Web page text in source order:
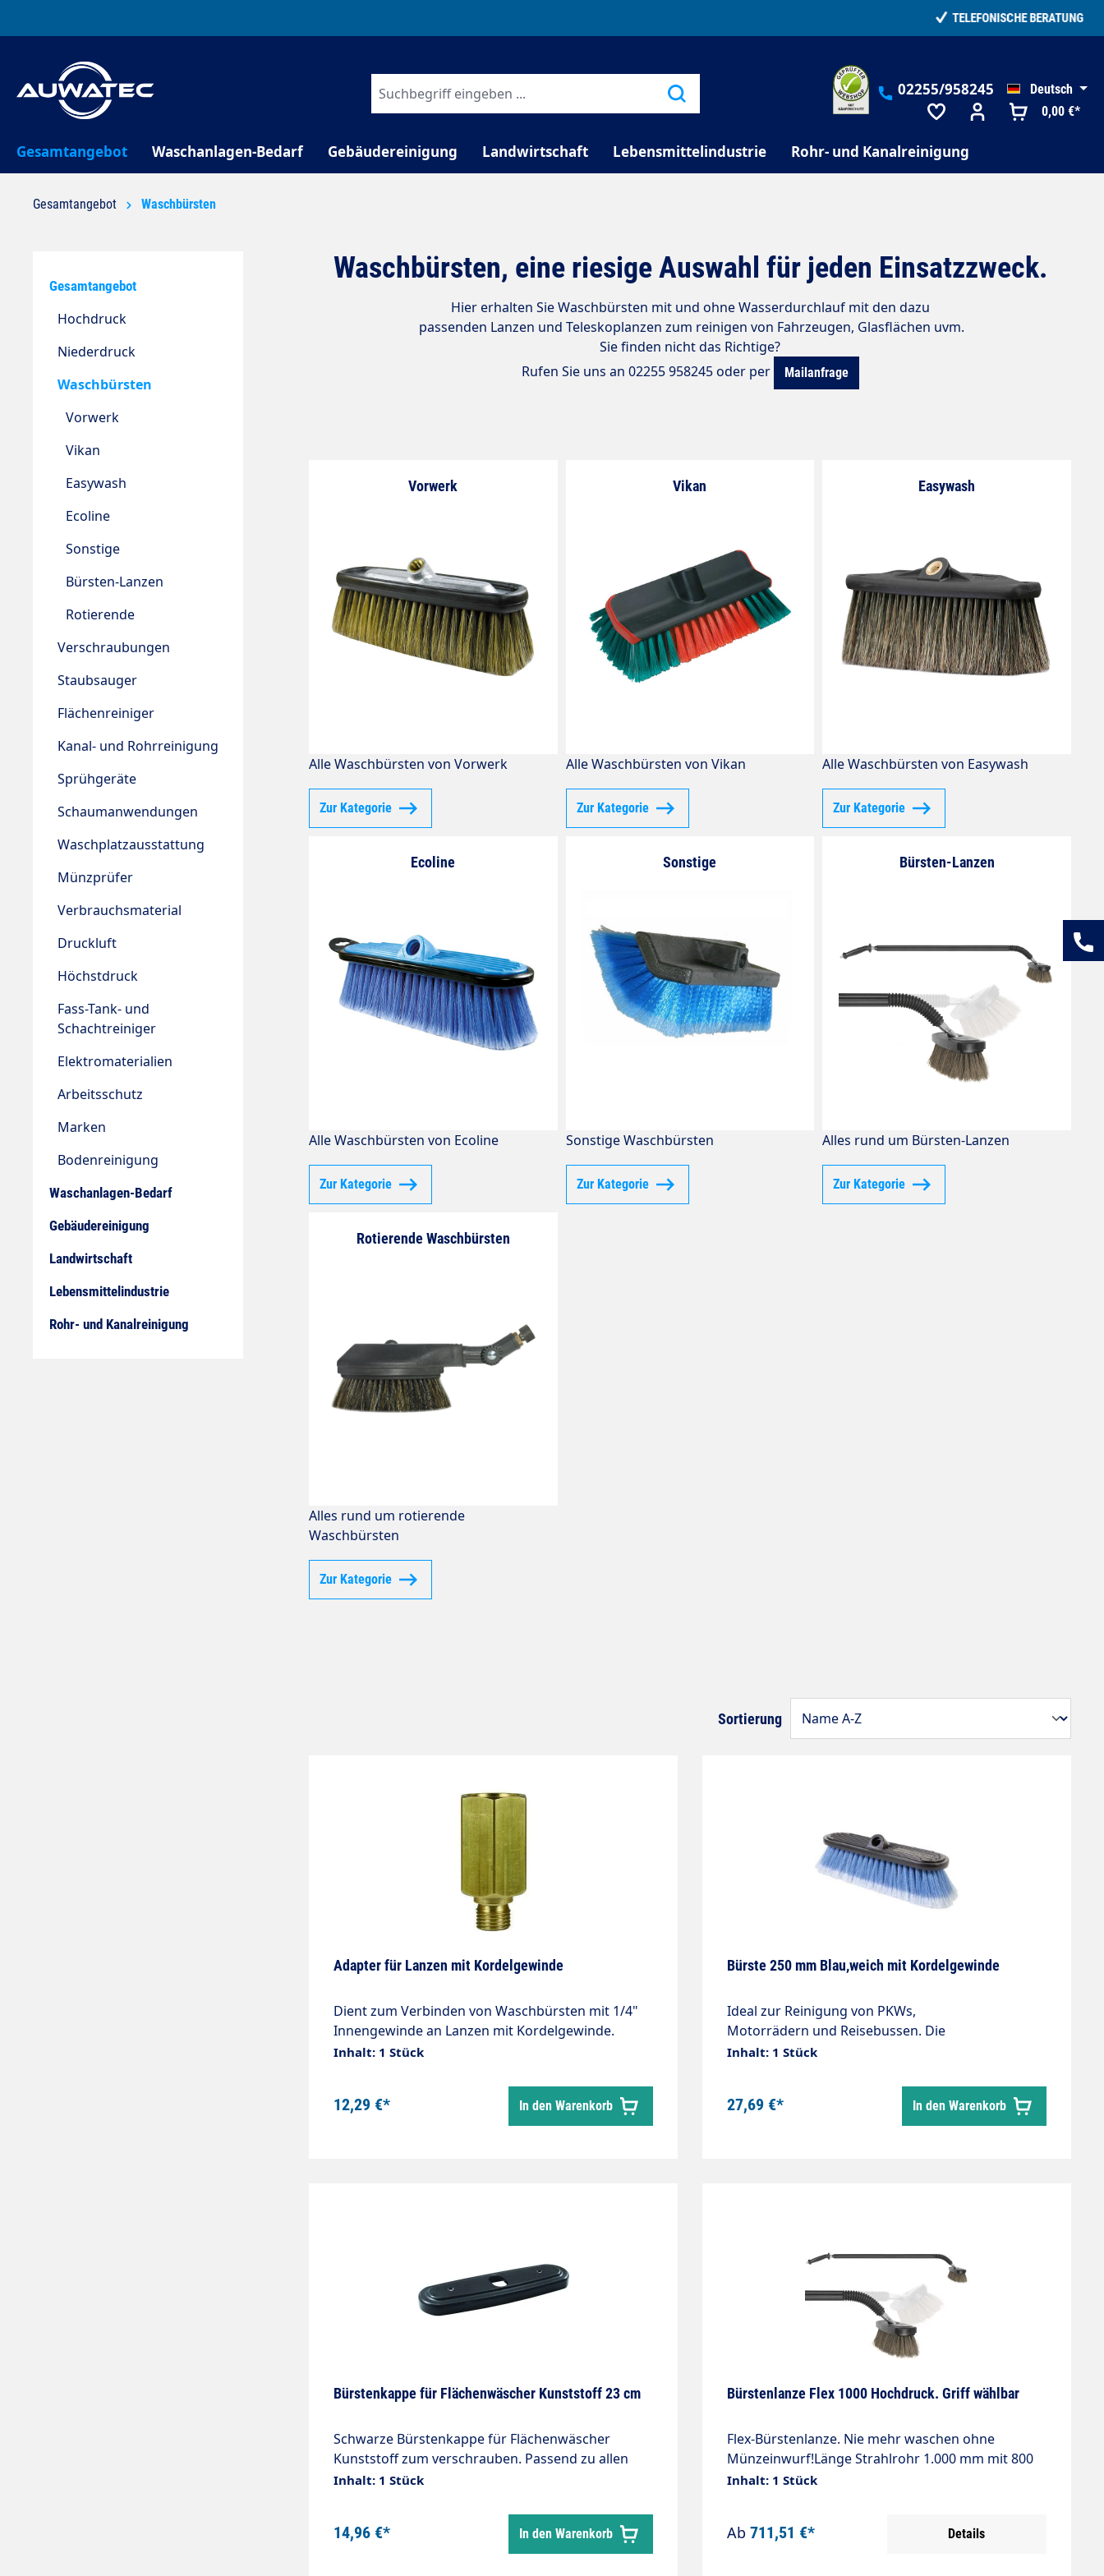
0,00 €*
02255/958245 Deutsch
Gesamtangebot Waschanlagen-Bedarf Gebäudereinigung Landwirtschaft Lebensmittelindustrie Rohr- und Kanalreinigung
Gesamtangebot Waschbürsten
Gesamtangebot
Hochdruck
Niederdruck
Waschbürsten
Vorwerk
Vikan
Easywash
Ecoline
Sonstige
Bürsten-Lanzen
Rotierende
Verschraubungen
Staubsauger
Flächenreiniger
Kanal- und Rohrreinigung
Sprühgeräte
Schaumanwendungen
Waschplatzausstattung
Münzprüfer
Verbrauchsmaterial
Druckluft
Höchstdruck
Fass-Tank- und
Schachtreiniger
Elektromaterialien
Arbeitsschutz
Marken
Bodenreinigung
Waschanlagen-Bedarf
Gebäudereinigung
Landwirtschaft
Lebensmittelindustrie
Rohr- und Kanalreinigung
Waschbürsten, eine riesige Auswahl für jeden Einsatzzweck.
Hier erhalten Sie Waschbürsten mit und ohne Wasserdurchlauf mit den dazu
passenden Lanzen und Teleskoplanzen zum reinigen von Fahrzeugen, Glasflächen uvm.
Sie finden nicht das Richtige?
Rufen Sie uns an 02255 958245 oder per
Mailanfrage
Vorwerk
Alle Waschbürsten von Vorwerk
Zur Kategorie
Vikan
Alle Waschbürsten von Vikan
Zur Kategorie
Easywash
Alle Waschbürsten von Easywash
Zur Kategorie
Ecoline
Alle Waschbürsten von Ecoline
Zur Kategorie
Sonstige
Sonstige Waschbürsten
Zur Kategorie
Bürsten-Lanzen
Alles rund um Bürsten-Lanzen
Zur Kategorie
Rotierende Waschbürsten
Alles rund um rotierende
Waschbürsten
Zur Kategorie
Sortierung
Adapter für Lanzen mit Kordelgewinde
Dient zum Verbinden von Waschbürsten mit 1/4"
Innengewinde an Lanzen mit Kordelgewinde.
Passen für Vorwerk und Easywash Waschbürsten.
Inhalt: 1 Stück
12,29 €* In den Warenkorb
Bürste 250 mm Blau,weich mit Kordelgewinde
Ideal zur Reinigung von PKWs,
Motorrädern und Reisebussen. Die
weichen Borsten schützen empfindliche Flächen.
Inhalt: 1 Stück
27,69 €* In den Warenkorb
Bürstenkappe für Flächenwäscher Kunststoff 23 cm
Schwarze Bürstenkappe für Flächenwäscher
Kunststoff zum verschrauben. Passend zu allen
Trägerplatten für Waschbürsten. Breite 230mm
Inhalt: 1 Stück
14,96 €* In den Warenkorb
Bürstenlanze Flex 1000 Hochdruck. Griff wählbar
Flex-Bürstenlanze. Nie mehr waschen ohne
Münzeinwurf!Länge Strahlrohr 1.000 mm mit 800
mm IsolierungMax. 50 °CEingang: 1/4" AGHD = 20 -
Funktiongegenüber allen bekannten Standard
Inhalt: 1 Stück
Ab 711,51 €* Details